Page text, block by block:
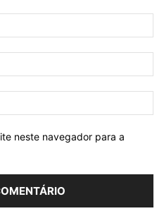
neste navegador para a